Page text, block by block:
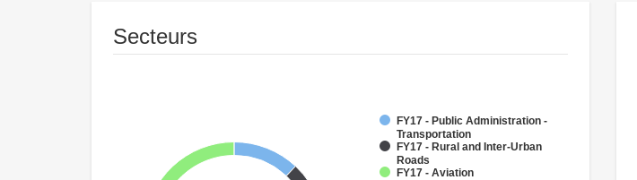
Secteurs
FY17 - Public Administration -
Transportation
FY17 - Rural and Inter-Urban
Roads
FY17 - Aviation